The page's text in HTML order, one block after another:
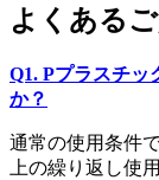
よくある
Q1. Pプラスチッ
か？
通常の使用条件
上の繰り返し使